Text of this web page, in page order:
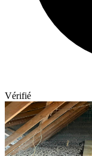
Vérifié